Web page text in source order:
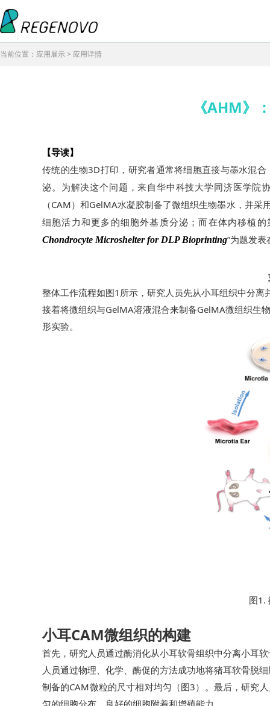
当前位置：应用展示 > 应用详情
《AHM》
【导读】
传统的生物3D打印，研究者通常将细胞直接与墨水混
泌。为解决这个问题，来自华中科技大学同济医学院
（CAM）和GelMA水凝胶制备了微组织生物墨水，并
细胞活力和更多的细胞外基质分泌；而在体内移植
Chondrocyte Microshelter for DLP Bioprinting”为题发表
整体工作流程如图1所示，研究人员先从小耳组织中分
接着将微组织与GelMA溶液混合来制备GelMA微组织生
形实验。
图1.
小耳CAM微组织的构建
首先，研究人员通过酶消化从小耳软骨组织中分离小耳
人员通过物理、化学、酶促的方法成功地将猪耳软骨脱
制备的CAM微粒的尺寸相对均匀（图3）。最后，研究
匀的细胞分布、良好的细胞附着和增殖能力。